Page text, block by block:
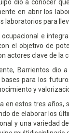
dio a conocer
en abrir los
laboratorios para
e
el objetivo de
actores clave de la
Barrientos dio
para los
y
en estos tres años,
de elaborar los
y una variedad